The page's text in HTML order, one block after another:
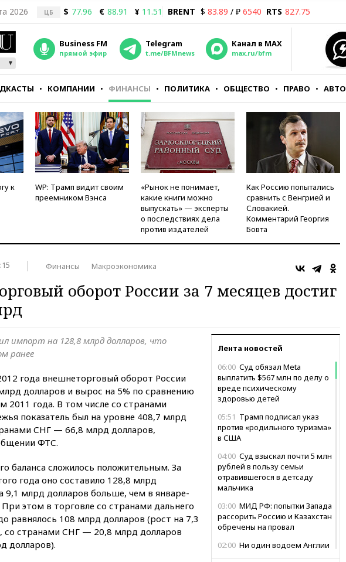
2026 ЦБ $ 77.96 € 88.91 ¥ 11.51 BRENT $ 83.89 / ₽ 6540 RTS 827.75
Business FM
прямой эфир
Telegram
t.me/BFMnews
Канал в MAX
max.ru/bfm
КОМПАНИИ ФИНАНСЫ ПОЛИТИКА ОБЩЕСТВО ПРАВО АВТО
к
WP: Трамп видит своим
преемником Вэнса
«Рынок не понимает,
какие книги можно
выпускать» — эксперты
о последствиях дела
против издателей
Как Россию попытались
сравнить с Венгрией и
Словакией.
Комментарий Георгия
Бовта
Финансы Макроэкономика
оборот России за 7 месяцев достиг
Лента новостей
06:00 Суд обязал Meta
выплатить $567 млн по делу о
вреде психическому
здоровью детей
05:51 Трамп подписал указ
против «родильного туризма»
в США
04:00 Суд взыскал почти 5 млн
рублей в пользу семьи
отравившегося в детсаду
мальчика
03:00 МИД РФ: попытки Запада
рассорить Россию и Казахстан
обречены на провал
02:00 Ни один водоем Англии
импорт на 128,8 млрд долларов, что
ранее
года внешнеторговый оборот России
долларов и вырос на 5% по сравнению
2011 года. В том числе со странами
показатель был на уровне 408,7 млрд
СНГ — 66,8 млрд долларов,
ФТС.
баланса сложилось положительным. За
года оно составило 128,8 млрд
9,1 млрд долларов больше, чем в январе-
этом в торговле со странами дальнего
равнялось 108 млрд долларов (рост на 7,3
со странами СНГ — 20,8 млрд долларов
долларов).